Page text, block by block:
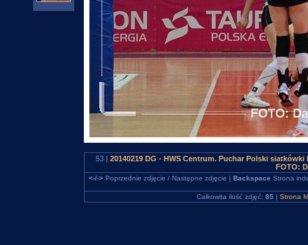
53 | 20140219 DG - HWS Centrum. Puchar Polski
FOTO:
<-/->Poprzednie zdjęcie / Następne zdjęcie | Backspace Strona
Całkowita ilość zdjęć: 85 | Strona